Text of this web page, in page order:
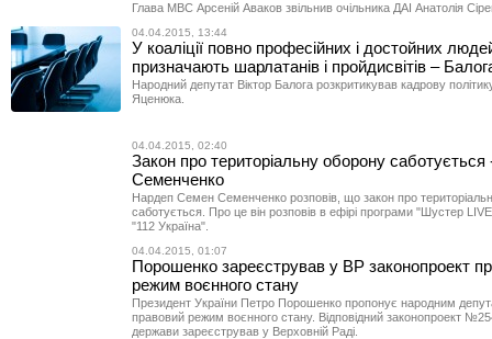
Глава МВС Арсеній Аваков звільнив очільника ДАІ Анатолія
04.04.2015, 13:44
У коаліції повно професійних і достойних
призначають шарлатанів і пройдисвітів –
Народний депутат Віктор Балога розкритикував кадрову
Яценюка.
04.04.2015, 02:40
Закон про територіальну оборону саботується
Семенченко
Нардеп Семен Семенченко розповів, що закон про
саботується. Про це він розповів в ефірі програми "Шустер
"112 Україна".
04.04.2015, 01:07
Порошенко зареєстрував у ВР законопроект
режим воєнного стану
Президент України Петро Порошенко пропонує народним
правовий режим воєнного стану. Відповідний законопроект
держави зареєстрував у Верховній Раді.